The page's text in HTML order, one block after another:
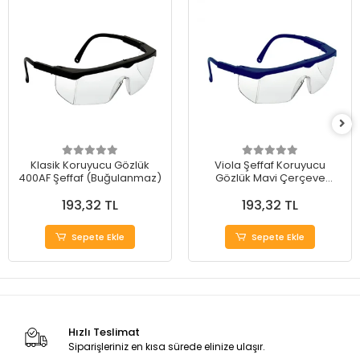
Klasik Koruyucu Gözlük
400AF Şeffaf (Buğulanmaz)
193,32 TL
Sepete Ekle
Viola Şeffaf Koruyucu
Gözlük Mavi Çerçeve
193,32 TL
Sepete Ekle
Hızlı Teslimat
Siparişleriniz en kısa sürede elinize ulaşır.